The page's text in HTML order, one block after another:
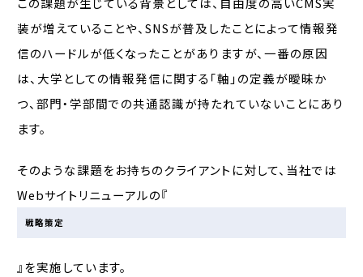
装が増えていることや、SNSが普及したことによって情報発
信のハードルが低くなったことがありますが、一番の原因
は、大学としての情報発信に関する「軸」の定義が曖昧か
つ、部門・学部間での共通認識が持たれていないことにあり
ます。
そのような課題をお持ちのクライアントに対して、当社では
Webサイトリニューアルの『
戦略策定
』を実施しています。